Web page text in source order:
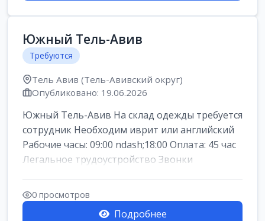
Южный Тель-Авив
Требуются
Тель Авив (Тель-Авивский округ)
Опубликовано: 19.06.2026
Южный Тель-Авив На склад одежды требуется
сотрудник Необходим иврит или английский
Рабочие часы: 09:00 ndash;18:00 Оплата: 45 час
Легальное трудоустройство Звонки
0 просмотров
Подробнее